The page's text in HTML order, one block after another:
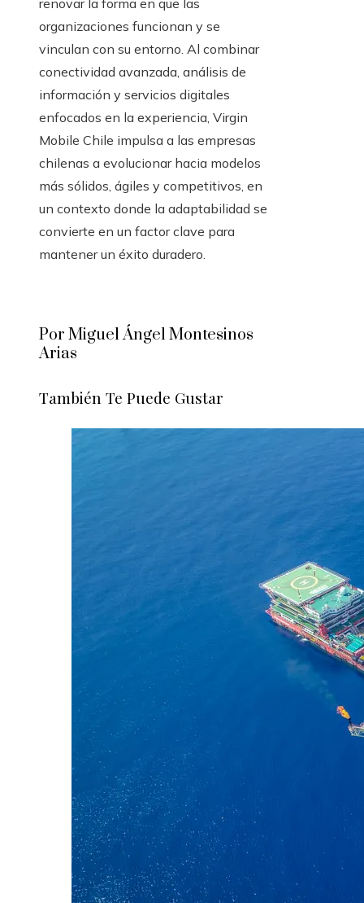
renovar la forma en que las
organizaciones funcionan y se
vinculan con su entorno. Al combinar
conectividad avanzada, análisis de
información y servicios digitales
enfocados en la experiencia, Virgin
Mobile Chile impulsa a las empresas
chilenas a evolucionar hacia modelos
más sólidos, ágiles y competitivos, en
un contexto donde la adaptabilidad se
convierte en un factor clave para
mantener un éxito duradero.
Por Miguel Ángel Montesinos
Arias
También Te Puede Gustar